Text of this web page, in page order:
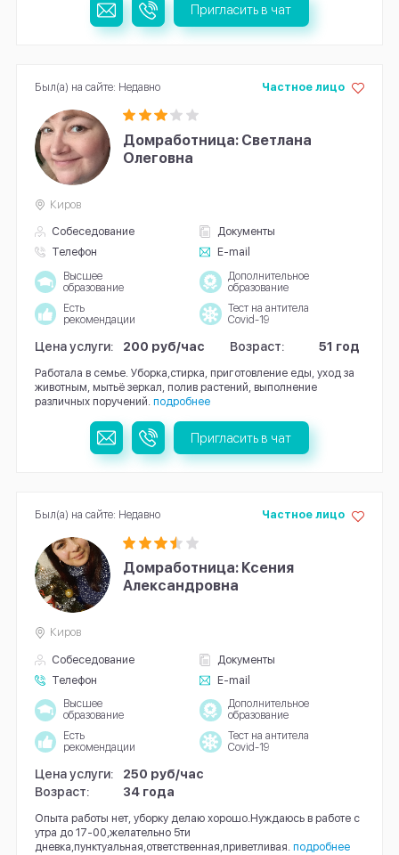
Пригласить в чат
Домработница: Светлана
Олеговна
Собеседование
Документы
Телефон
E-mail
Частное лицо
Киров
Высшее
образование
Дополнительное
образование
Есть
рекомендации
Тест на антитела
Covid-19
Цена услуги: 200 руб/час Возраст: 51 год
Работала в семье. Уборка,стирка, приготовление еды, уход за
животным, мытьё зеркал, полив растений, выполнение
различных поручений. подробнее
Был(а) на сайте: Недавно
Пригласить в чат
Домработница: Ксения
Александровна
Собеседование
Документы
Телефон
E-mail
Частное лицо
Киров
Высшее
образование
Дополнительное
образование
Есть
рекомендации
Тест на антитела
Covid-19
Цена услуги:
250 руб/час
Возраст:
34 года
Опыта работы нет, уборку делаю хорошо.Нуждаюсь в работе с
утра до 17-00,желательно 5ти
дневка,пунктуальная,ответственная,приветливая. подробнее
Был(а) на сайте: Недавно